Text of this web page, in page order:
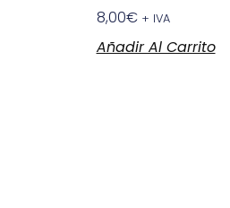
8,00€ + IVA
Añadir Al Carrito